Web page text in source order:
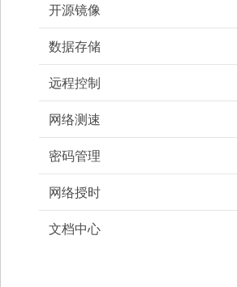
开源镜像
数据存储
远程控制
网络测速
密码管理
网络授时
文档中心